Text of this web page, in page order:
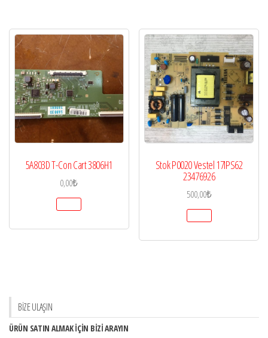
5A803D T-Con Cart 3806H1
0,00₺
Stok P0020 Vestel 17IPS62
23476926
500,00₺
BİZE ULAŞIN
ÜRÜN SATIN ALMAK İÇİN BİZİ ARAYIN